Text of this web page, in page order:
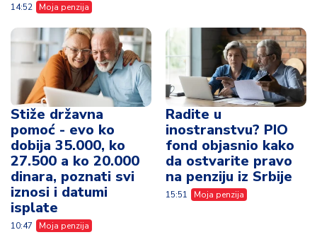
14:52 Moja penzija
Stiže državna
pomoć - evo ko
dobija 35.000, ko
27.500 a ko 20.000
dinara, poznati svi
iznosi i datumi
isplate
10:47 Moja penzija
Radite u
inostranstvu? PIO
fond objasnio kako
da ostvarite pravo
na penziju iz Srbije
15:51 Moja penzija